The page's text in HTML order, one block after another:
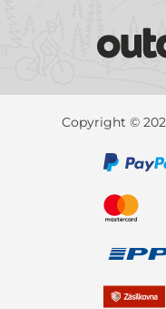
Copyright ©